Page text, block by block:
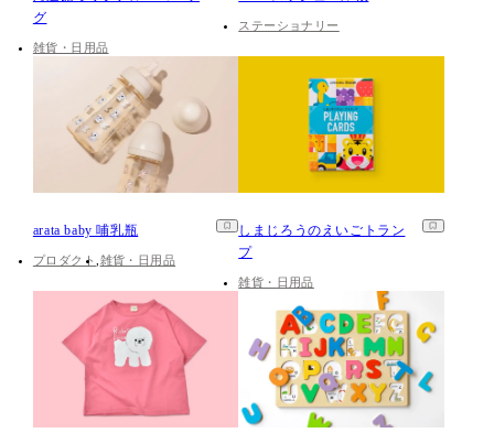
グ
雑貨・日用品
ステーショナリー
arata baby 哺乳瓶
プロダクト 雑貨・日用品
しまじろうのえいごトラン
プ
雑貨・日用品